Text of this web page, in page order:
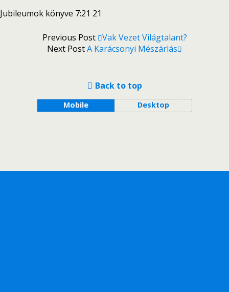
Jubileumok könyve 7:21 21
Previous Post Vak Vezet Világtalant?
Next PostA Karácsonyi Mészárlás
Back to top
Mobile Desktop